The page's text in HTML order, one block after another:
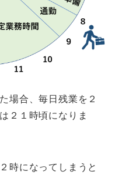
場合、毎日残業を２
２１時頃になりま
時になってしまうと